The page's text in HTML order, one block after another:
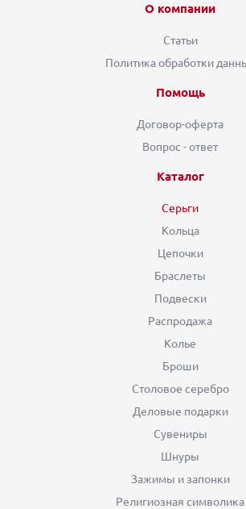
О компании
Статьи
Политика обработки
Помощь
Договор-оферта
Вопрос - ответ
Каталог
Серьги
Кольца
Цепочки
Браслеты
Подвески
Распродажа
Колье
Броши
Столовое серебро
Деловые подарки
Сувениры
Шнуры
Зажимы и запонки
Религиозная символика